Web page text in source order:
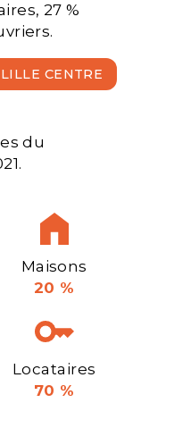
27 %
CENTRE
du
Maisons
20 %
Locataires
70 %